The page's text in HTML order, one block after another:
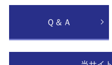
Ｑ＆Ａ